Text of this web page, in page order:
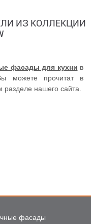
ИЗ КОЛЛЕКЦИИ
фасады для кухни в
можете прочитат в
разделе нашего сайта.
фасады